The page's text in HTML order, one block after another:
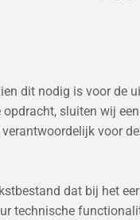
dit nodig is voor de
sluiten wij
voor
dat bij het
technische